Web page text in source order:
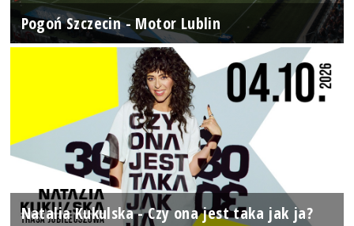
Pogoń Szczecin - Motor Lublin
Natalia Kukulska - Czy ona jest taka jak ja?